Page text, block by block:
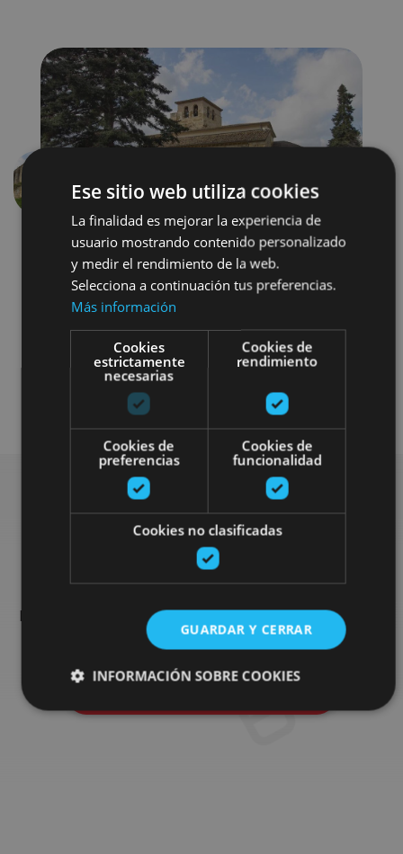
Anterior
Localidades Camino de Santiago
Busca más planes
Navarra: actividades organizadas, visitas y los eventos más
destados de la agenda.
Ese sitio web utiliza cookies
La finalidad es mejorar la experiencia de
usuario mostrando contenido personalizado
y medir el rendimiento de la web.
Selecciona a continuación tus preferencias.
Más información
Cookies
estrictamente
necesarias
Cookies de
rendimiento
Cookies de
preferencias
Cookies de
funcionalidad
Cookies no clasificadas
GUARDAR Y CERRAR
INFORMACIÓN SOBRE COOKIES